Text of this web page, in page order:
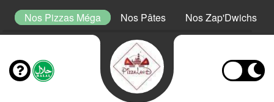
Nos Pizzas Méga Nos Pâtes Nos Zap'Dwichs